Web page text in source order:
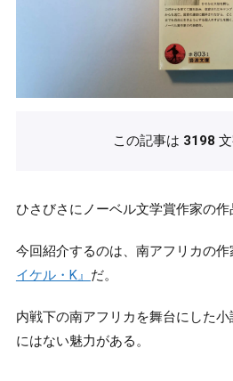
この記事は 3198
ひさびさにノーベル文学賞作家の作
今回紹介するのは、南アフリカの
イケル・K』 だ。
内戦下の南アフリカを舞台にした
にはない魅力がある。